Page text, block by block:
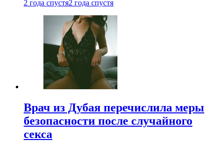
2 года спустя2 года спустя
Врач из Дубая перечислила меры
безопасности после случайного
секса